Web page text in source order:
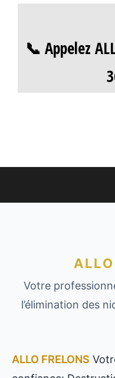
📞 Appelez
Votre
l’élimination des
ALLO FRELONS